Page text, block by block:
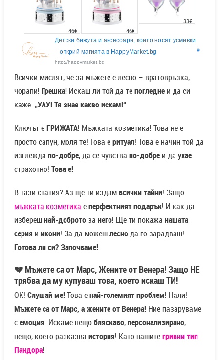
46€ 46€
33€
Детски бижута и аксесоари, които носят усмивки
– открий магията в HappyMarket.bg
http://happymarket.bg
Всички мислят, че за мъжете е лесно – вратовръзка,
чорапи! Грешка! Искаш ли той да тепогледнеи да си
каже: „УАУ! Тя знае какво искам!“
Ключът еГРИЖАТА! Мъжката козметика! Това не е
просто сапун, моля те! Това еритуал! Това е начин той да
изглежда по-добре, да се чувства по-добреи да ухае
страхотно! Това е!
В тази статия? Аз ще ти издамвсички тайни! Защо
мъжката козметика еперфектният подарък! И как да
изберешнай-добротоза него! Ще ти покажа нашата
серия и икони! За да можешлеснода го зарадваш!
Готова ли си? Започваме!
💔Мъжете са от Марс, Жените от Венера! Защо НЕ
трябва да му купуваш това, което искаш ТИ!
ОК! Слушай ме! Това енай-големият проблем! Нали!
Мъжете са от Марс, а жените от Венера! Ние пазаруваме
семоция. Искаме нещобляскаво,персонализирано,
нещо, което разказва история! Като нашитегривни тип
Пандора!